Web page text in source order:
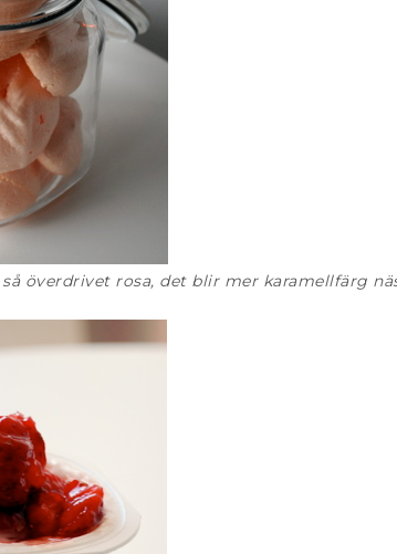
överdrivet rosa, det blir mer karamellfärg